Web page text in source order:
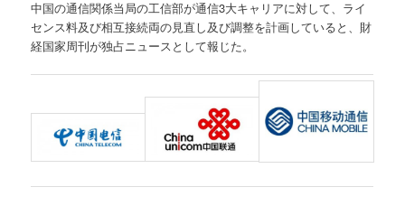
中国の通信関係当局の工信部が通信3大キャリアに対して、ライ
センス料及び相互接続両の見直し及び調整を計画していると、財
経国家周刊が独占ニュースとして報じた。